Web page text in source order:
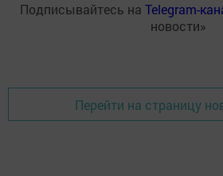
Подписывайтесь на Telegram-
новости»
Перейти на страницу